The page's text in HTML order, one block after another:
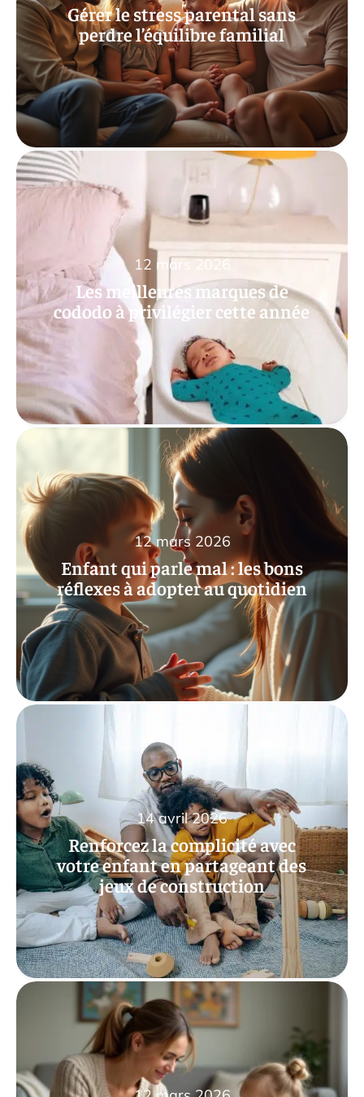
Gérer le stress parental sans
perdre l’équilibre familial
Les meilleures marques de
cododo à privilégier cette année
12 mars 2026
Enfant qui parle mal : les bons
réflexes à adopter au quotidien
12 mars 2026
Renforcez la complicité avec
votre enfant en partageant des
jeux de construction
14 avril 2026